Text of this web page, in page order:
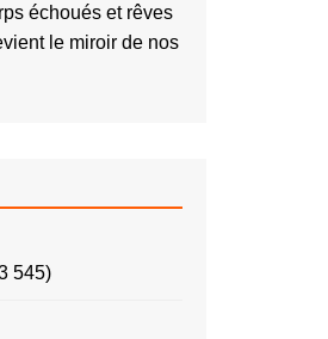
échoués et rêves
le miroir de nos
545)